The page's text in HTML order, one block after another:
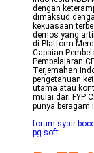
dengan
dimaksud
kekuasaan
demos yang
di Platform
Capaian
Pembelajaran
Terjemahan
pengetahuan
utama atau
mulai dari FYP
punya
forum syair
pg soft